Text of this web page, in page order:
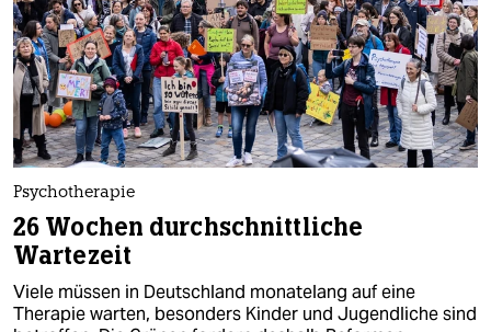
Psychotherapie
26 Wochen durchschnittliche
Wartezeit
Viele müssen in Deutschland monatelang auf eine
Therapie warten, besonders Kinder und Jugendliche sind